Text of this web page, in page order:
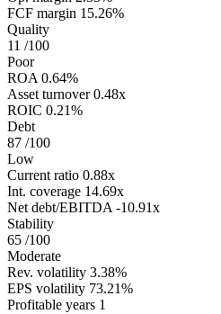
FCF margin 15.26%
Quality
11 /100
Poor
ROA 0.64%
Asset turnover 0.48x
ROIC 0.21%
Debt
87 /100
Low
Current ratio 0.88x
Int. coverage 14.69x
Net debt/EBITDA -10.91x
Stability
65 /100
Moderate
Rev. volatility 3.38%
EPS volatility 73.21%
Profitable years 1